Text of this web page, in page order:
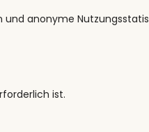
anonyme
ist.